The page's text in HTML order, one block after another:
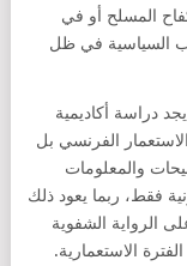
المسلح أو في
السياسية في ظل
دراسة أكاديمية
الفرنسي بل
والمعلومات
فقط، ربما يعود ذلك
الرواية الشفوية
الاستعمارية.